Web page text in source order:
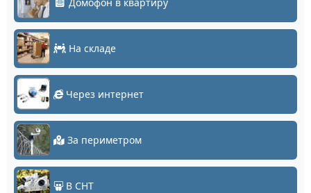
На складе
Через интернет
За периметром
В СНТ